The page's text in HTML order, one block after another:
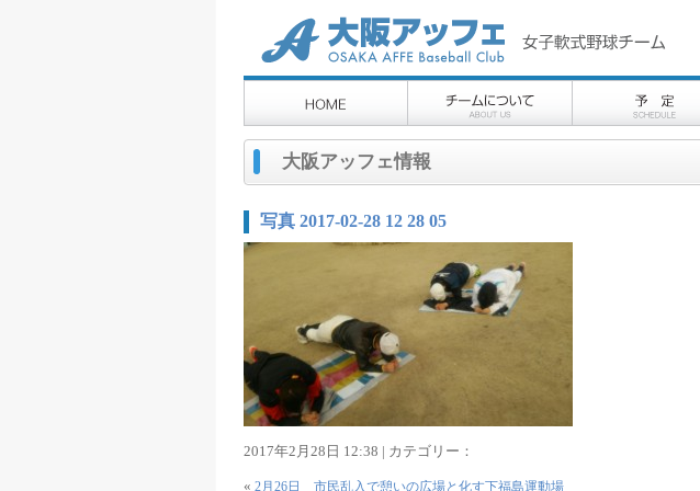
大阪アッフェ情報
写真 2017-02-28 12 28 05
2017年2月28日 12:38 | カテゴリー：
« 2月26日 市民乱入で憩いの広場と化す下福島運動場